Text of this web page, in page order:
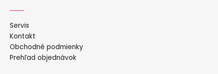
Servis
Kontakt
Obchodné podmienky
Prehľad objednávok